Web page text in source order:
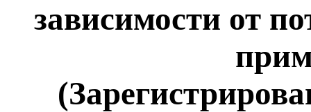
зависимости от